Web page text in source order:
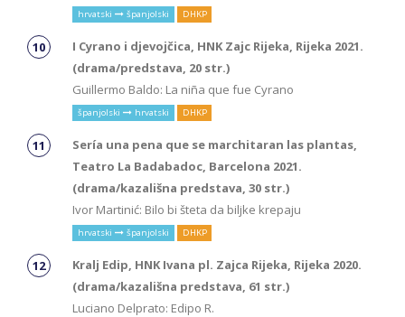
hrvatski španjolski DHKP
I Cyrano i djevojčica, HNK Zajc Rijeka, Rijeka 2021.
(drama/predstava, 20 str.)
Guillermo Baldo: La niña que fue Cyrano
španjolski hrvatski DHKP
Sería una pena que se marchitaran las plantas,
Teatro La Badabadoc, Barcelona 2021.
(drama/kazališna predstava, 30 str.)
Ivor Martinić: Bilo bi šteta da biljke krepaju
hrvatski španjolski DHKP
Kralj Edip, HNK Ivana pl. Zajca Rijeka, Rijeka 2020.
(drama/kazališna predstava, 61 str.)
Luciano Delprato: Edipo R.